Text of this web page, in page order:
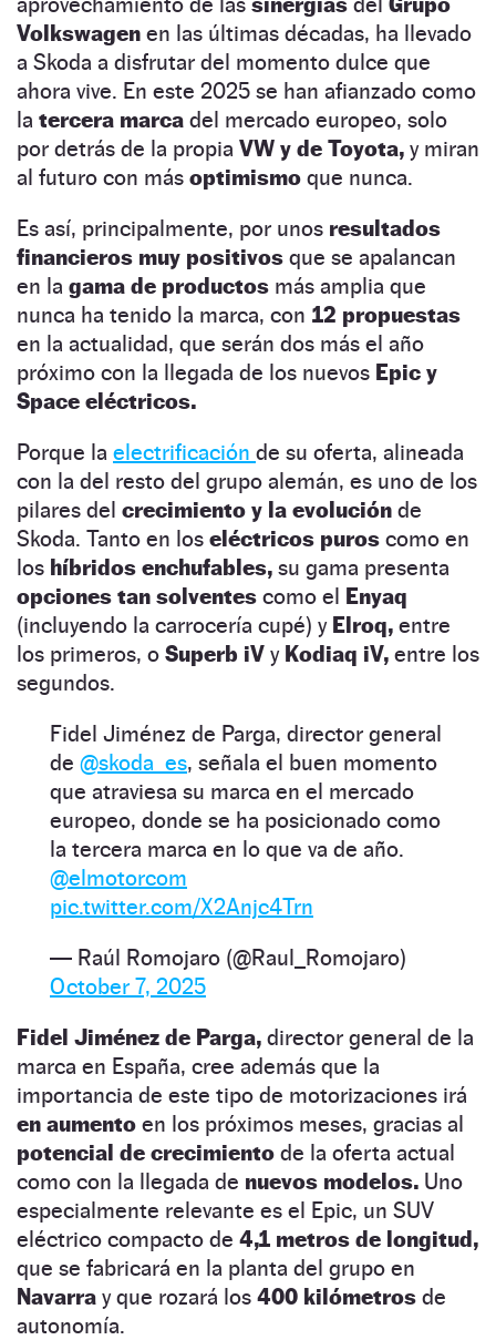
Volkswagen en las últimas décadas, ha llevado
a Skoda a disfrutar del momento dulce que
ahora vive. En este 2025 se han afianzado como
la tercera marca del mercado europeo, solo
por detrás de la propia VW y de Toyota, y miran
al futuro con más optimismo que nunca.
Es así, principalmente, por unos resultados
financieros muy positivos que se apalancan
en la gama de productos más amplia que
nunca ha tenido la marca, con 12 propuestas
en la actualidad, que serán dos más el año
próximo con la llegada de los nuevos Epic y
Space eléctricos.
Porque la electrificación de su oferta, alineada
con la del resto del grupo alemán, es uno de los
pilares del crecimiento y la evolución de
Skoda. Tanto en los eléctricos puros como en
los híbridos enchufables, su gama presenta
opciones tan solventes como el Enyaq
(incluyendo la carrocería cupé) y Elroq, entre
los primeros, o Superb iV y Kodiaq iV, entre los
segundos.
Fidel Jiménez de Parga, director general
de @skoda_es, señala el buen momento
que atraviesa su marca en el mercado
europeo, donde se ha posicionado como
la tercera marca en lo que va de año.
@elmotorcom
pic.twitter.com/X2Anjc4Trn
— Raúl Romojaro (@Raul_Romojaro)
October 7, 2025
Fidel Jiménez de Parga, director general de la
marca en España, cree además que la
importancia de este tipo de motorizaciones irá
en aumento en los próximos meses, gracias al
potencial de crecimiento de la oferta actual
como con la llegada de nuevos modelos. Uno
especialmente relevante es el Epic, un SUV
eléctrico compacto de 4,1 metros de longitud,
que se fabricará en la planta del grupo en
Navarra y que rozará los 400 kilómetros de
autonomía.